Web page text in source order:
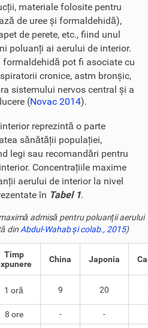
materiale folosite pentru
de uree și formaldehidă),
de perete, etc., fiind unul
poluanți ai aerului de interior.
formaldehidă pot fi asociate cu
cronice, astm bronșic,
sistemului nervos central și a
(Novac 2014).
reprezintă o parte
sănătății populației,
legi sau recomandări pentru
Concentrațiile maxime
aerului de interior la nivel
în Tabel 1.
admisă pentru poluanții aerului
din Abdul-Wahab și colab., 2015)
Timp
China Japonia
1 oră 9 20
8 ore - -